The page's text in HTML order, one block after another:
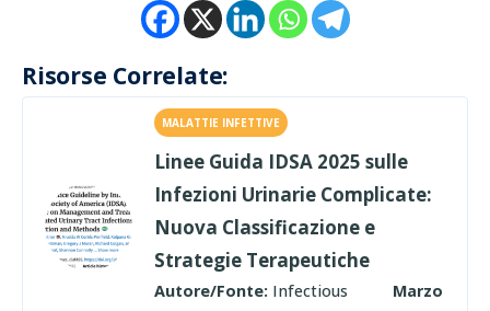
Risorse Correlate:
MALATTIE INFETTIVE
Linee Guida IDSA 2025 sulle
Infezioni Urinarie Complicate:
Nuova Classificazione e
Strategie Terapeutiche
Autore/Fonte: Infectious
Marzo